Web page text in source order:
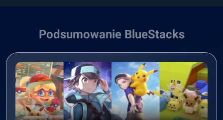
Podsumowanie BlueStacks